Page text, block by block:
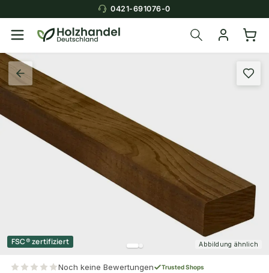
0421-691076-0
FSC® zertifiziert Abbildung ähnlich
Noch keine Bewertungen Trusted Shops